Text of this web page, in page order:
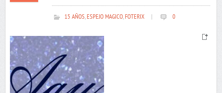
15 AÑOS,ESPEJO MAGICO,FOTERIX 0